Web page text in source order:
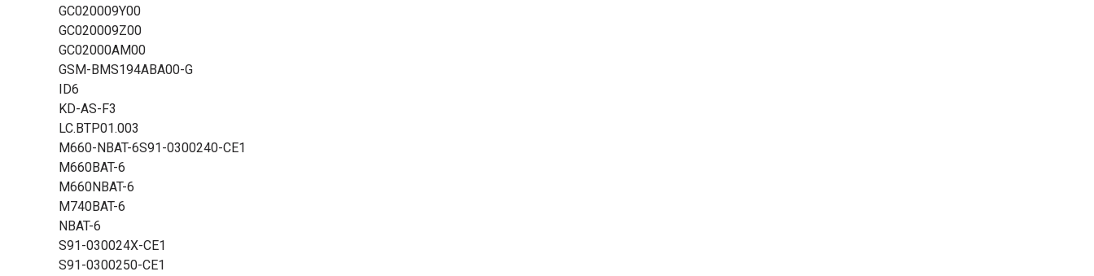
GC020009Y00
GC020009Z00
GC02000AM00
GSM-BMS194ABA00-G
ID6
KD-AS-F3
LC.BTP01.003
M660-NBAT-6S91-0300240-CE1
M660BAT-6
M660NBAT-6
M740BAT-6
NBAT-6
S91-030024X-CE1
S91-0300250-CE1